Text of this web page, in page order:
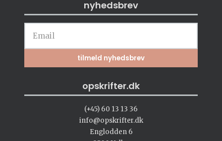
nyhedsbrev
opskrifter.dk
(+45) 60 13 13 36
info@opskrifter.dk
Englodden 6